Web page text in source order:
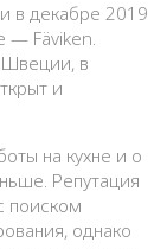
— Fäviken.
Швеции, в
и
на кухне и о
Репутация
поиском
однако